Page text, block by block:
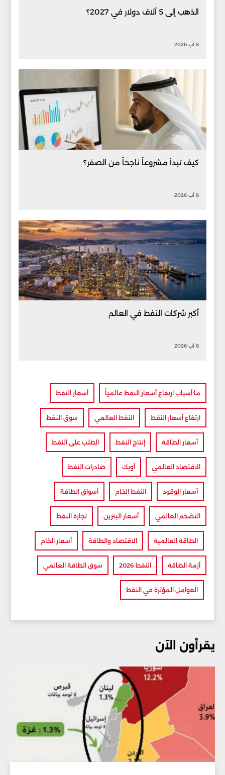
الذهب إلى 5 آلاف دولار في 2027؟
8 آب 2026
كيف تبدأ مشروعاً ناجحاً من الصفر؟
8 آب 2026
أكبر شركات النفط في العالم
6 آب 2026
ما أسباب ارتفاع أسعار النفط عالمياً أسعار النفط
ارتفاع أسعار النفط النفط العالمي سوق النفط
أسعار الطاقة إنتاج النفط الطلب على النفط
الاقتصاد العالمي أوبك صادرات النفط
أسعار الوقود النفط الخام أسواق الطاقة
التضخم العالمي أسعار البنزين تجارة النفط
الطاقة العالمية الاقتصاد والطاقة أسعار الخام
أزمة الطاقة النفط 2026 سوق الطاقة العالمي
العوامل المؤثرة في النفط
يقرأون الآن